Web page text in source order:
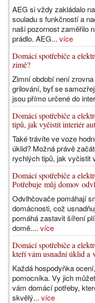
AEG si vždy zakládalo
souladu s funkčností a
naši pozornost zaměřilo
prádlo. AEG... více
Domácí spotřebiče a
zimě?
Zimní období není
grilování, byť se
jsou přímo určené do
Domácí spotřebiče a
tipů, jak vyčistit interiér
Také trávíte ve voze
úklid? Možná právě
rychlých tipů, jak vyčistit
Domácí spotřebiče a
Potřebuje můj domov
Odvlhčovače pomáhají
domácnosti, což
pomáhá zastavit šíření
domě.... více
Domácí spotřebiče a
kteří vám usnadní úklid a
Každá hospodyňka
pomocníka. Vy jich
vám domácí potřeby,
skvělý... více